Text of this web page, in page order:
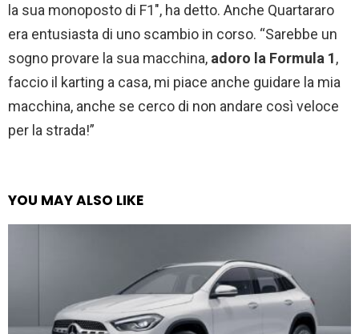
la sua monoposto di F1″, ha detto. Anche Quartararo
era entusiasta di uno scambio in corso. “Sarebbe un
sogno provare la sua macchina, adoro la Formula 1,
faccio il karting a casa, mi piace anche guidare la mia
macchina, anche se cerco di non andare così veloce
per la strada!”
YOU MAY ALSO LIKE